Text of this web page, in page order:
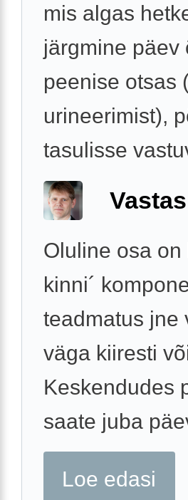
mis algas
järgmine päev
peenise otsas
urineerimist),
tasulisse
Oluline osa
kinni´
teadmatus jne
väga kiiresti
Keskendudes
saate juba
Loe edasi